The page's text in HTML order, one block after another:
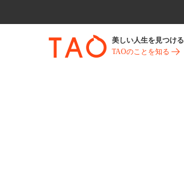
美しい人生を見つける
TAOのことを知る